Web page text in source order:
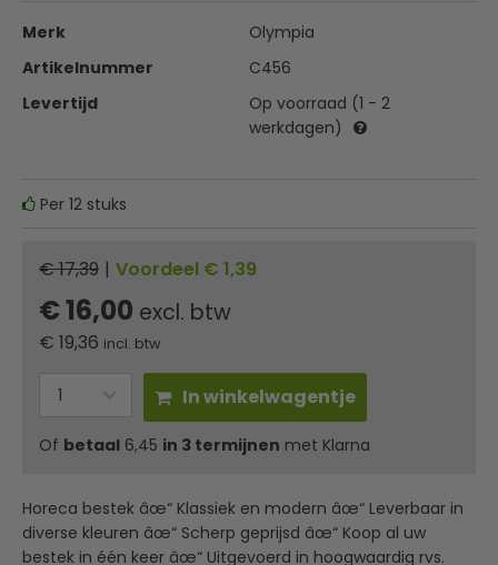
Merk
Olympia
Artikelnummer
C456
Levertijd
Op voorraad (1 - 2
werkdagen)
Per 12 stuks
€ 17,39 | Voordeel € 1,39
€ 16,00 excl. btw
€ 19,36 incl. btw
In winkelwagentje
Of betaal 6,45 in 3 termijnen met Klarna
Horeca bestek âœ“ Klassiek en modern âœ“ Leverbaar in
diverse kleuren âœ“ Scherp geprijsd âœ“ Koop al uw
bestek in één keer âœ“ Uitgevoerd in hoogwaardig rvs.